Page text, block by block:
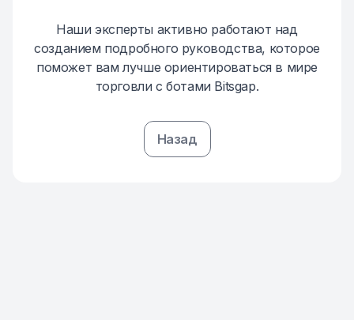
Наши эксперты активно работают над
созданием подробного руководства, которое
поможет вам лучше ориентироваться в мире
торговли с ботами Bitsgap.
Назад